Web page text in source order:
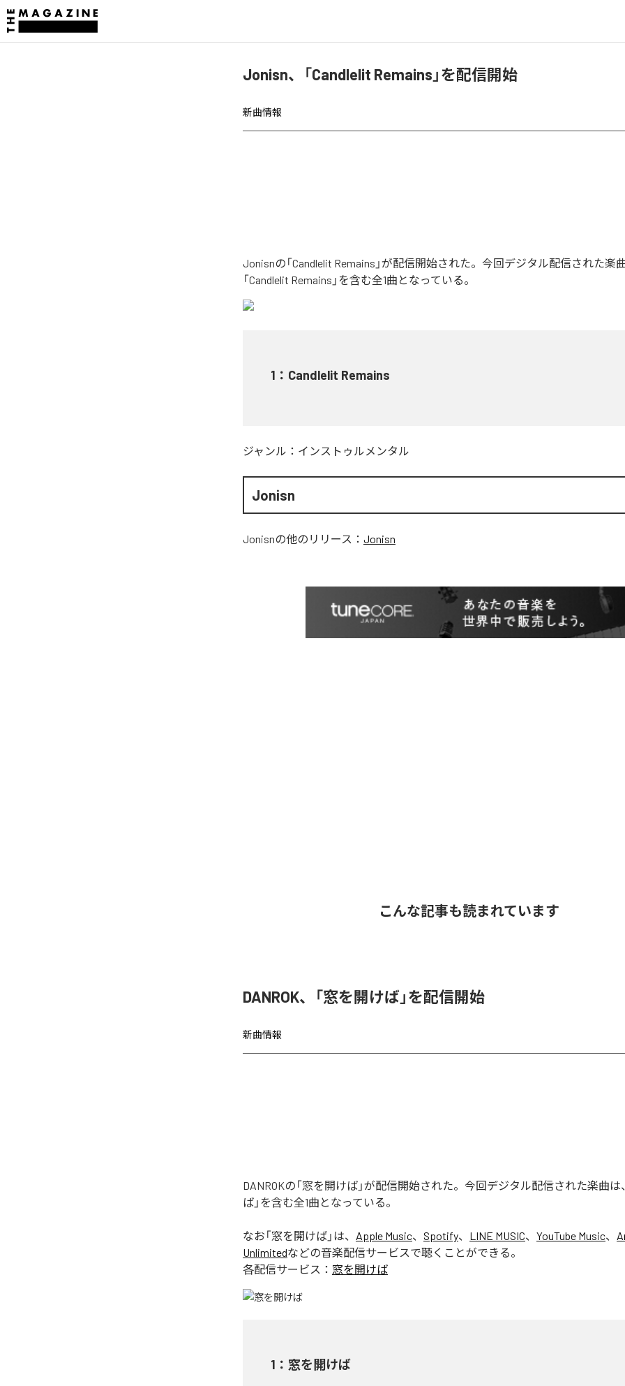
Jonisn、「Candlelit Remains」を配信開始
新曲情報
Jonisnの「Candlelit Remains」が配信開始された。今回デジタル配信された楽曲
「Candlelit Remains」を含む全1曲となっている。
1 ： Candlelit Remains
ジャンル： インストゥルメンタル
Jonisn
Jonisnの他のリリース： Jonisn
こんな記事も読まれています
DANROK、「窓を開けば」を配信開始
新曲情報
DANROKの「窓を開けば」が配信開始された。今回デジタル配信された楽曲は
ば」を含む全1曲となっている。
なお「窓を開けば 」は、 Apple Music、 Spotify、 LINE MUSIC、 YouTube Music、
Unlimitedなどの音楽配信サービスで聴くことができる。
各配信サービス： 窓を開けば
1 ： 窓を開けば